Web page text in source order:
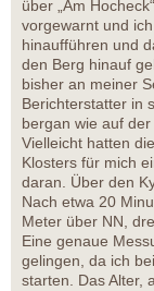
über „Am
vorgewarnt und
hinaufführen und
den Berg hinauf
bisher an meiner
Berichterstatter in
bergan wie auf
Vielleicht hatten
Klosters für mich
daran. Über den
Nach etwa 20
Meter über NN,
Eine genaue
gelingen, da ich
starten. Das Alter,